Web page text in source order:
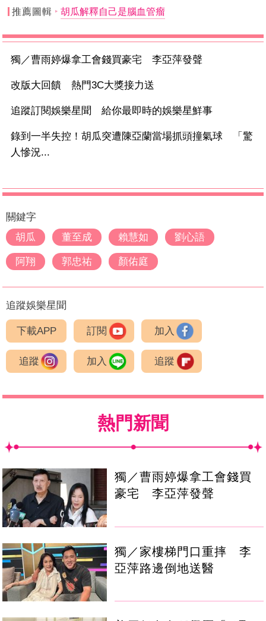
推薦圖輯 胡瓜解釋自己是腦血管瘤
獨／曹雨婷爆拿工會錢買豪宅 李亞萍發聲
改版大回饋 熱門3C大獎接力送
追蹤訂閱娛樂星聞 給你最即時的娛樂星鮮事
錄到一半失控！胡瓜突遭陳亞蘭當場抓頭撞氣球 「驚
人慘況...
關鍵字
胡瓜
董至成 賴慧如 劉心語
阿翔 郭忠祐 顏佑庭
追蹤娛樂星聞
下載APP 訂閱 加入
追蹤 加入 追蹤
熱門新聞
獨／曹雨婷爆拿工會錢買
豪宅 李亞萍發聲
獨／家樓梯門口重摔 李
亞萍路邊倒地送醫